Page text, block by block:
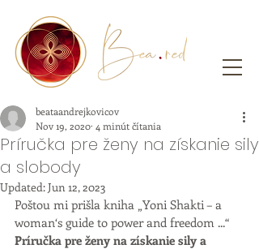
Príručka pre ženy na získanie sily
a slobody
beataandrejkovicov
Nov 19, 2020 4 minút čítania
Updated:Jun 12, 2023
Poštou mi prišla kniha „Yoni Shakti – a
woman‘s guide to power and freedom ...“
Príručka pre ženy na získanie sily a